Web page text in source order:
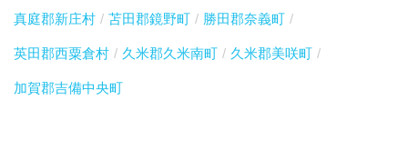
真庭郡新庄村 苫田郡鏡野町 勝田郡奈義町
英田郡西粟倉村 久米郡久米南町 久米郡美咲町
加賀郡吉備中央町